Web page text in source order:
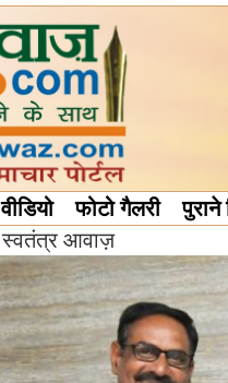
वीडियो फोटो गैलरी
स्वतंत्र आवाज़